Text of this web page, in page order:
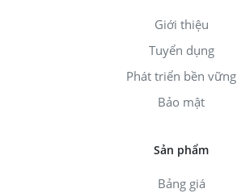
Giới thiệu
Tuyển dụng
Phát triển bền vững
Bảo mật
Sản phẩm
Bảng giá